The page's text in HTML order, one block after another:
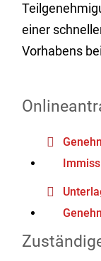
einer
Vorhabens